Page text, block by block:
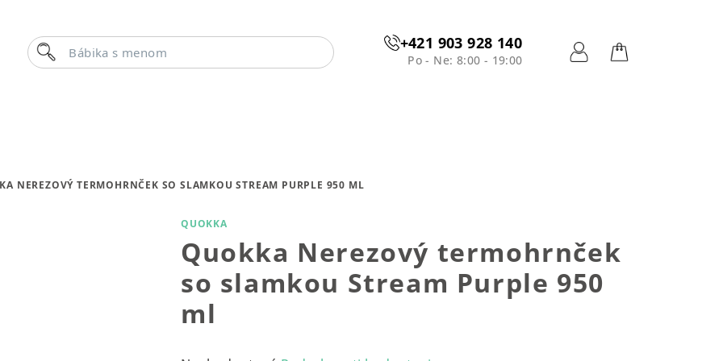
Bábika s menom
Hľadať +421 903 928 140
Po - Ne: 8:00 - 19:00
NEREZOVÝ TERMOHRNČEK SO SLAMKOU STREAM PURPLE 950 ML
QUOKKA
Quokka Nerezový termohrnček
so slamkou Stream Purple 950
ml